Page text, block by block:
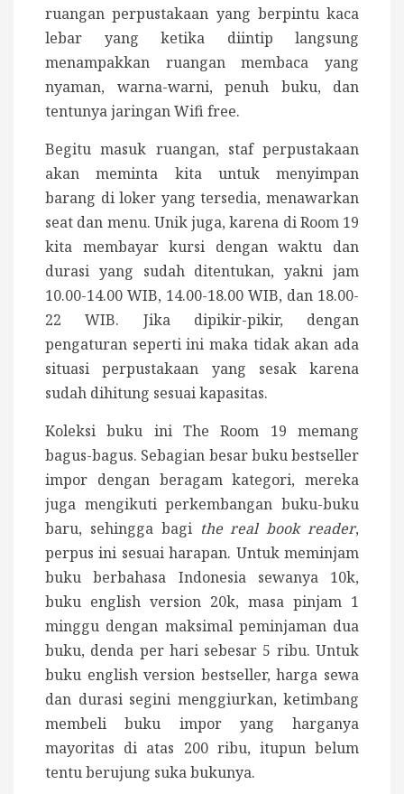
ruangan perpustakaan yang berpintu kaca
lebar yang ketika diintip langsung
menampakkan ruangan membaca yang
nyaman, warna-warni, penuh buku, dan
tentunya jaringan Wifi free.
Begitu masuk ruangan, staf perpustakaan
akan meminta kita untuk menyimpan
barang di loker yang tersedia, menawarkan
seat dan menu. Unik juga, karena di Room 19
kita membayar kursi dengan waktu dan
durasi yang sudah ditentukan, yakni jam
10.00-14.00 WIB, 14.00-18.00 WIB, dan 18.00-
22 WIB. Jika dipikir-pikir, dengan
pengaturan seperti ini maka tidak akan ada
situasi perpustakaan yang sesak karena
sudah dihitung sesuai kapasitas.
Koleksi buku ini The Room 19 memang
bagus-bagus. Sebagian besar buku bestseller
impor dengan beragam kategori, mereka
juga mengikuti perkembangan buku-buku
baru, sehingga bagi the real book reader,
perpus ini sesuai harapan. Untuk meminjam
buku berbahasa Indonesia sewanya 10k,
buku english version 20k, masa pinjam 1
minggu dengan maksimal peminjaman dua
buku, denda per hari sebesar 5 ribu. Untuk
buku english version bestseller, harga sewa
dan durasi segini menggiurkan, ketimbang
membeli buku impor yang harganya
mayoritas di atas 200 ribu, itupun belum
tentu berujung suka bukunya.